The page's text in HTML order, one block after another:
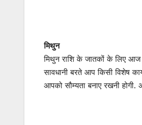
मिथुन
मिथुन राशि के जातकों के लिए आज
सावधानी बरते आप किसी विशेष
आपको सौम्यता बनाए रखनी होगी.